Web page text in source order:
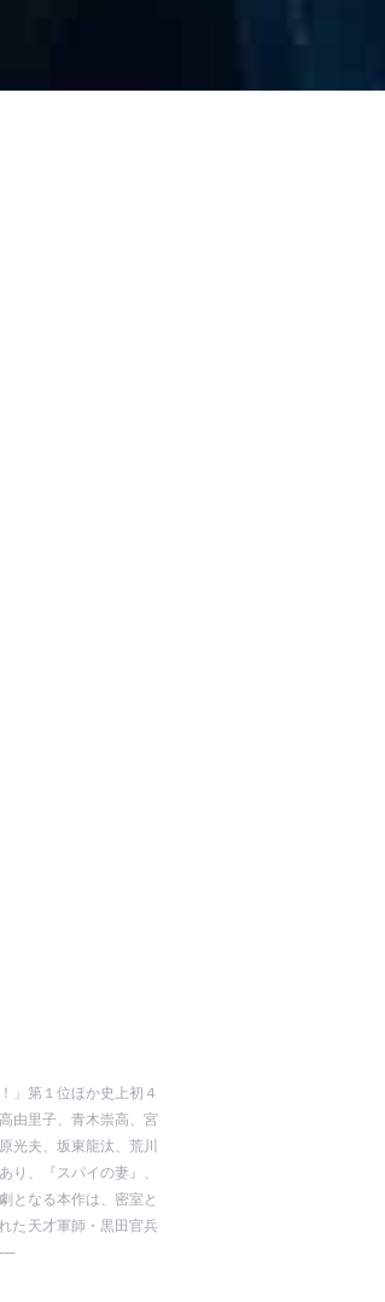
」第１位ほか史上初４
由里子、青木崇高、宮
光夫、坂東龍汰、荒川
り、『スパイの妻』、
となる本作は、密室と
た天才軍師・黒田官兵